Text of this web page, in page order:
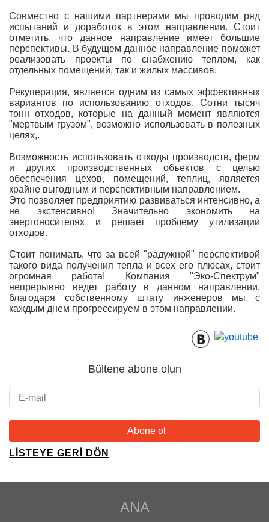
Совместно с нашими партнерами мы проводим ряд
испытаний и доработок в этом направлении. Стоит
отметить, что данное направление имеет большие
перспективы. В будущем данное направление поможет
реализовать проекты по снабжению теплом, как
отдельных помещений, так и жилых массивов.
Рекуперация, является одним из самых эффективных
вариантов по использованию отходов. Сотни тысяч
тонн отходов, которые на данный момент являются
"мертвым грузом", возможно использовать в полезных
целях,.
Возможность использовать отходы производств, ферм
и других производственных объектов с целью
обеспечения цехов, помещений, теплиц, является
крайне выгодным и перспективным направлением.
Это позволяет предприятию развиваться интенсивно, а
не экстенсивно! Значительно экономить на
энергоносителях и решает проблему утилизации
отходов.
Стоит понимать, что за всей "радужной" перспективой
такого вида получения тепла и всех его плюсах, стоит
огромная работа! Компания "Эко-Спектрум"
непрерывно ведет работу в данном направлении,
благодаря собственному штату инженеров мы с
каждым днем прогрессируем в этом направлении.
Bültene abone olun
LISTEYE GERI DÖN
ANA